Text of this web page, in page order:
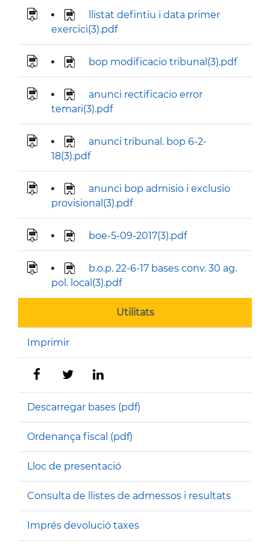
llistat defintiu i data primer
exercici(3).pdf
bop modificacio tribunal(3).pdf
anunci rectificacio error
temari(3).pdf
anunci tribunal. bop 6-2-
18(3).pdf
anunci bop admisio i exclusio
provisional(3).pdf
boe-5-09-2017(3).pdf
b.o.p. 22-6-17 bases conv. 30 ag.
pol. local(3).pdf
Utilitats
Imprimir
Descarregar bases (pdf)
Ordenança fiscal (pdf)
Lloc de presentació
Consulta de llistes de admessos i resultats
Imprés devolució taxes